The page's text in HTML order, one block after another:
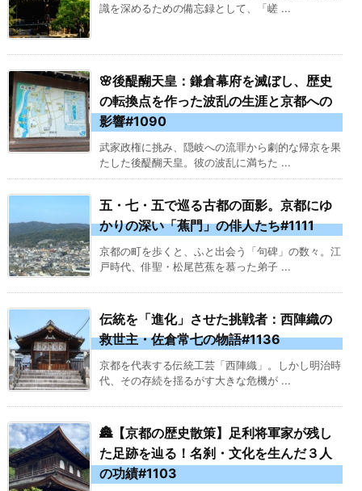
識を深めるための備忘録として、「嵯 ...
🌸後醍醐天皇：鎌倉幕府を滅ぼし、歴史
の転換点を作った波乱の生涯と京都への
影響#1090
武家政権に挑み、隠岐への流罪から劇的な帰京を果
たした後醍醐天皇。彼の波乱に満ちた ...
五・七・五で巡る古都の面影。京都にゆ
かりの深い「蕉門」の俳人たち#1111
京都の町を歩くと、ふと出会う「句碑」の数々。江
戸時代、俳聖・松尾芭蕉を慕った弟子 ...
伝統を「進化」させた挑戦者：西陣織の
救世主・佐倉常七の物語#1136
京都を代表する伝統工芸「西陣織」。しかし明治時
代、その存続を揺るがす大きな危機が ...
🏯【京都の歴史散策】足利将軍家が残し
た足跡を辿る！名刹・文化を生んだ３人
の功績#1103